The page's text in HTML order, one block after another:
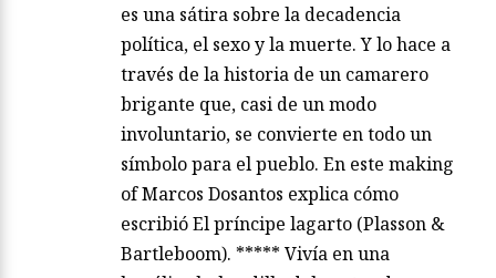
es una sátira sobre la decadencia
política, el sexo y la muerte. Y lo hace a
través de la historia de un camarero
brigante que, casi de un modo
involuntario, se convierte en todo un
símbolo para el pueblo. En este making
of Marcos Dosantos explica cómo
escribió El príncipe lagarto (Plasson &
Bartleboom). ***** Vivía en una